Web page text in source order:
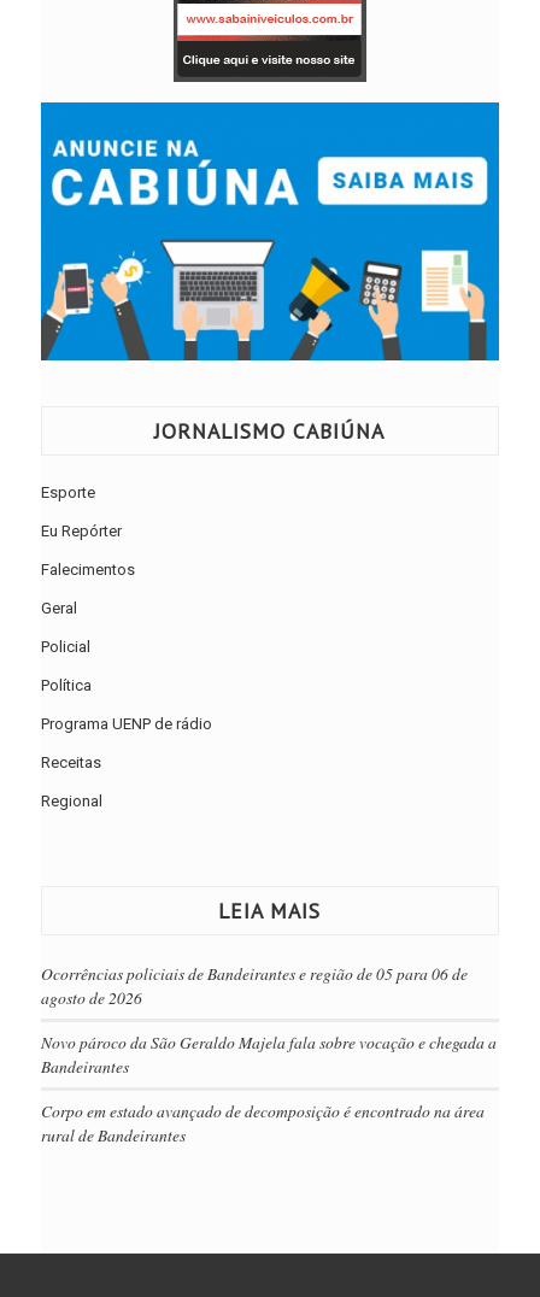
JORNALISMO CABIÚNA
Esporte
Eu Repórter
Falecimentos
Geral
Policial
Política
Programa UENP de rádio
Receitas
Regional
LEIA MAIS
Ocorrências policiais de Bandeirantes e região de 05 para 06 de
agosto de 2026
Novo pároco da São Geraldo Majela fala sobre vocação e chegada a
Bandeirantes
Corpo em estado avançado de decomposição é encontrado na área
rural de Bandeirantes